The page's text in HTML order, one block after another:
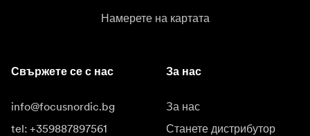
Намерете на картата
Свържете се с нас
info@focusnordic.bg
tel: +359887897561
За нас
За нас
Станете дистрибутор